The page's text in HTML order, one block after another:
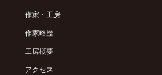
作家・工房
作家略歴
工房概要
アクセス